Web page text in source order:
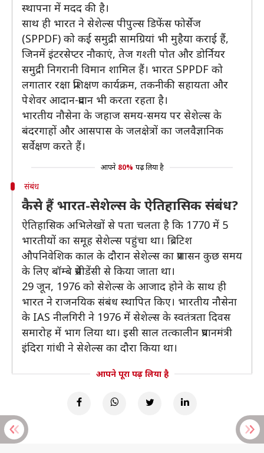
स्थापना में मदद की है।
साथ ही भारत ने सेशेल्स पीपुल्स डिफेंस फोर्सेज
(SPPDF) को कई समुद्री सामग्रियां भी मुहैया कराई हैं,
जिनमें इंटरसेप्टर नौकाएं, तेज गश्ती पोत और डोर्नियर
समुद्री निगरानी विमान शामिल हैं। भारत SPPDF को
लगातार रक्षा प्रशिक्षण कार्यक्रम, तकनीकी सहायता और
पेशेवर आदान-प्रदान भी करता रहता है।
भारतीय नौसेना के जहाज समय-समय पर सेशेल्स के
बंदरगाहों और आसपास के जलक्षेत्रों का जलवैज्ञानिक
सर्वेक्षण करते हैं।
आपने 80% पढ़ लिया है
संबंध
कैसे हैं भारत-सेशेल्स के ऐतिहासिक संबंध?
ऐतिहासिक अभिलेखों से पता चलता है कि 1770 में 5
भारतीयों का समूह सेशेल्स पहुंचा था। ब्रिटिश
औपनिवेशिक काल के दौरान सेशेल्स का प्रशासन कुछ समय
के लिए बॉम्बे प्रेसीडेंसी से किया जाता था।
29 जून, 1976 को सेशेल्स के आजाद होने के साथ ही
भारत ने राजनयिक संबंध स्थापित किए। भारतीय नौसेना
के IAS नीलगिरी ने 1976 में सेशेल्स के स्वतंत्रता दिवस
समारोह में भाग लिया था। इसी साल तत्कालीन प्रधानमंत्री
इंदिरा गांधी ने सेशेल्स का दौरा किया था।
आपने पूरा पढ़ लिया है